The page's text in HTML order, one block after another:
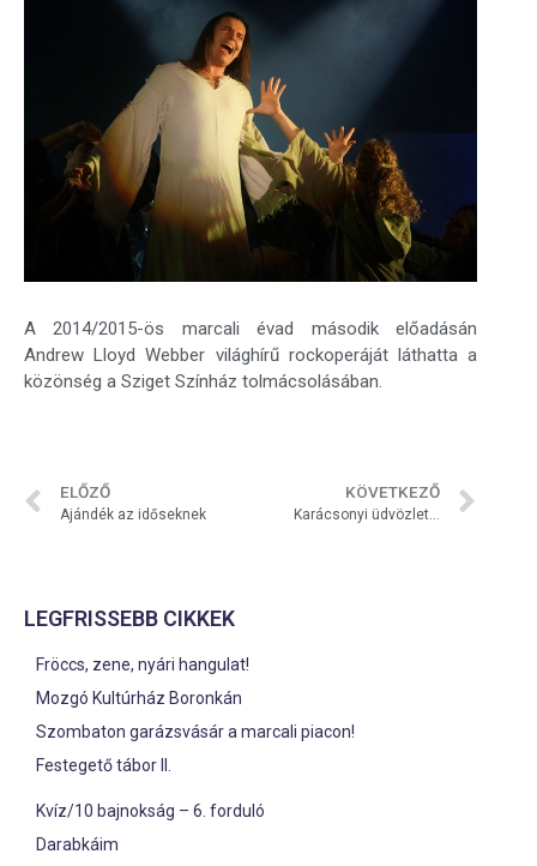
A 2014/2015-ös marcali évad második előadásán
Andrew Lloyd Webber világhírű rockoperáját láthatta a
közönség a Sziget Színház tolmácsolásában.
ELŐZŐ
Ajándék az időseknek
KÖVETKEZŐ
Karácsonyi üdvözlet…
LEGFRISSEBB CIKKEK
Fröccs, zene, nyári hangulat!
Mozgó Kultúrház Boronkán
Szombaton garázsvásár a marcali piacon!
Festegető tábor II.
Kvíz/10 bajnokság – 6. forduló
Darabkáim